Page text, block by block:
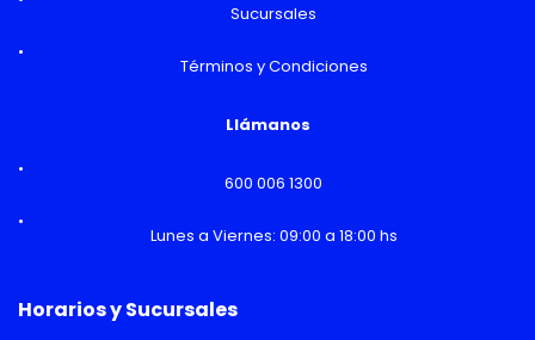
Sucursales
Términos y Condiciones
Llámanos
600 006 1300
Lunes a Viernes: 09:00 a 18:00 hs
Horarios y Sucursales